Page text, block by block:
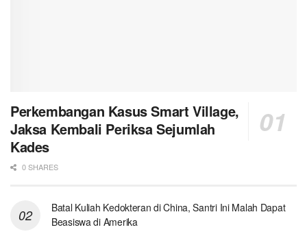
Perkembangan Kasus Smart Village,
Jaksa Kembali Periksa Sejumlah
Kades
0 SHARES
Batal Kuliah Kedokteran di China, Santri Ini Malah Dapat
Beasiswa di Amerika